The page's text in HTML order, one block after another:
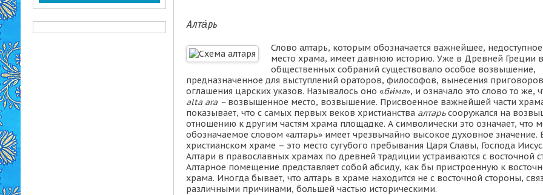
Алта́рь
Словоалтарь, которым обозначается важнейшее,
место храма, имеет давнюю историю. Уже в Древней Греции
общественных собраний существовало особое возвышение,
предназначенное для выступлений ораторов, философов, вынесения
оглашения царских указов. Называлось оно «би́ма», и означало это слово то же,
alta ara – возвышенное место, возвышение. Присвоенное важнейшей части
показывает, что с самых первых веков христианства алтарьсооружался на
отношению к другим частям храма площадке. А символически это означает, что
обозначаемое словом «алтарь» имеет чрезвычайно высокое духовное значение.
христианском храме – это место сугубого пребывания Царя Славы, Господа
Алтари в православных храмах по древней традиции устраиваются с восточной
Алтарное помещение представляет собойабсиду, как бы пристроенную к
храма. Иногда бывает, что алтарь в храме находится не с восточной стороны,
различными причинами, большей частью историческими.